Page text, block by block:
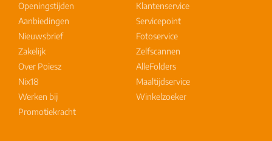
Openingstijden
Aanbiedingen
Nieuwsbrief
Zakelijk
Over Poiesz
Nix18
Werken bij
Promotiekracht
Klantenservice
Servicepoint
Fotoservice
Zelfscannen
AlleFolders
Maaltijdservice
Winkelzoeker